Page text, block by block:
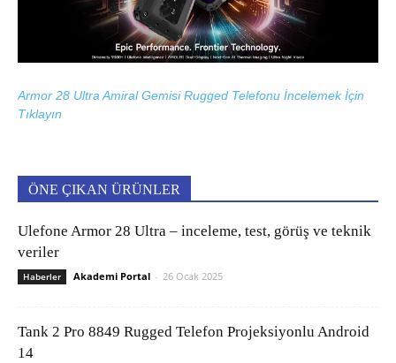
Armor 28 Ultra Amiral Gemisi Rugged Telefonu İncelemek İçin
Tıklayın
ÖNE ÇIKAN ÜRÜNLER
Ulefone Armor 28 Ultra – inceleme, test, görüş ve teknik
veriler
Haberler Akademi Portal - 26 Ocak 2025
Tank 2 Pro 8849 Rugged Telefon Projeksiyonlu Android
14